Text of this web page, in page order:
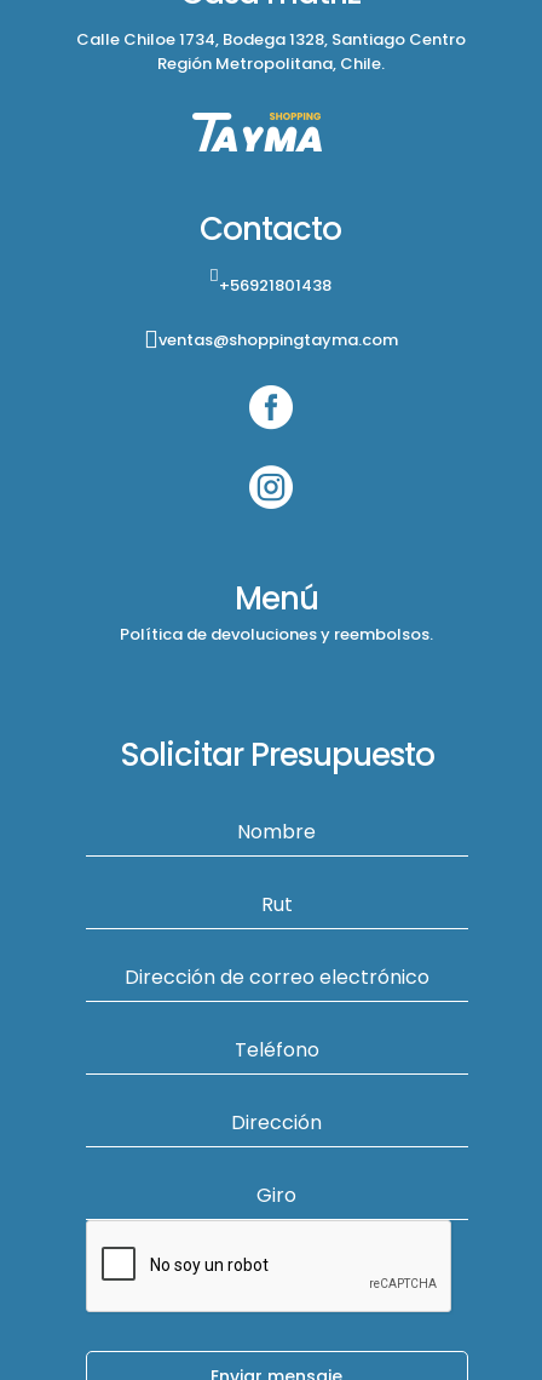
Calle Chiloe 1734, Bodega 1328, Santiago Centro
Región Metropolitana, Chile.
Contacto
+56921801438
ventas@shoppingtayma.com


Menú
Política de devoluciones y reembolsos.
Solicitar Presupuesto
Nombre
Rut
Dirección de correo electrónico
Teléfono
Dirección
Giro